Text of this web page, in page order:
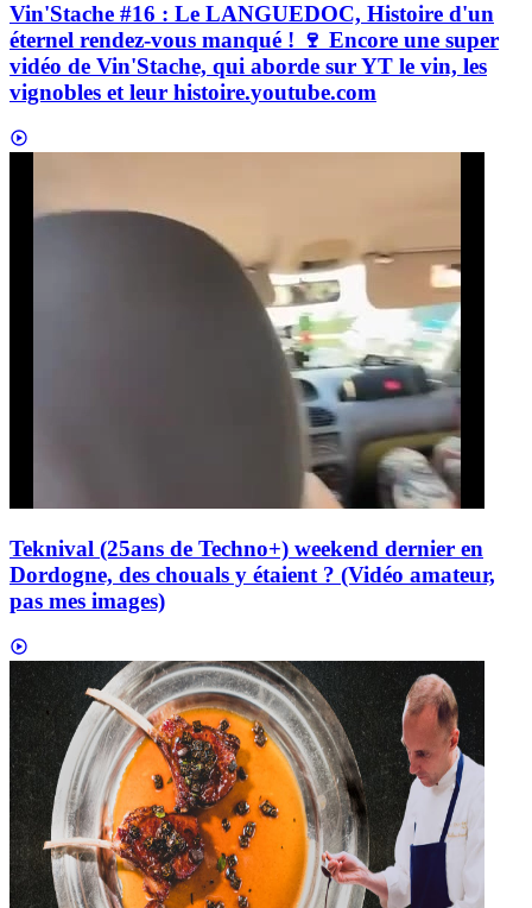
Vin'Stache #16 : Le LANGUEDOC, Histoire d'un
éternel rendez-vous manqué ! 🍷 Encore une super
vidéo de Vin'Stache, qui aborde sur YT le vin, les
vignobles et leur histoire.youtube.com
Teknival (25ans de Techno+) weekend dernier en
Dordogne, des chouals y étaient ? (Vidéo amateur,
pas mes images)